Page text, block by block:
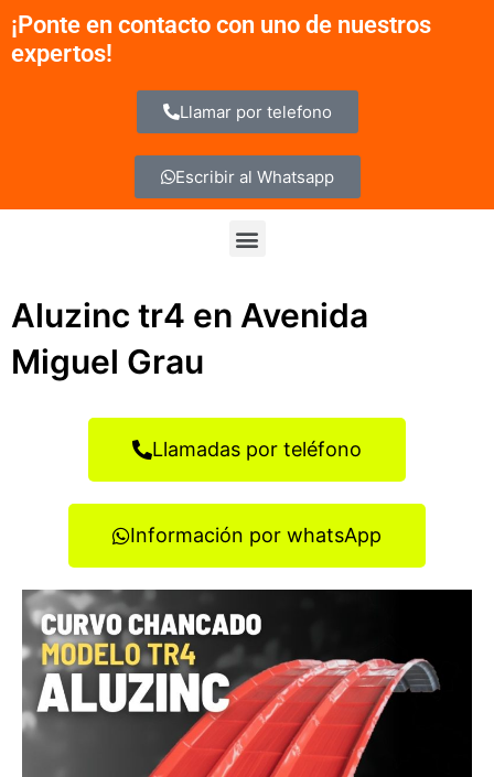
contenido
¡Ponte en contacto con uno de nuestros
expertos!
Llamar por telefono
Escribir al Whatsapp
Menu
Aluzinc tr4 en Avenida
Miguel Grau
Llamadas por teléfono
Información por whatsApp